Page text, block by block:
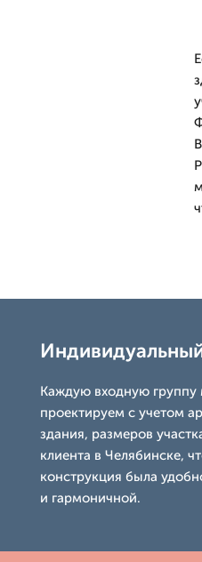
Каждую входную группу
проектируем с учетом
здания, размеров
клиента в Челябинске,
конструкция была
и гармоничной.